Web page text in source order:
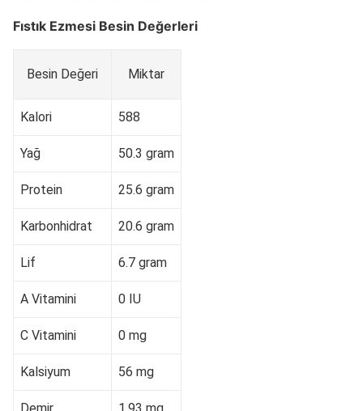
Fıstık Ezmesi Besin Değerleri
Besin Değeri Miktar
Kalori 588
Yağ 50.3 gram
Protein 25.6 gram
Karbonhidrat 20.6 gram
Lif 6.7 gram
A Vitamini 0 IU
C Vitamini 0 mg
Kalsiyum 56 mg